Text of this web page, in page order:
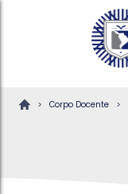
> Corpo Docente >